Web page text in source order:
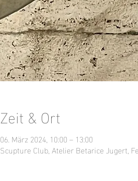
Zeit & Ort
06. März 2024, 10:00 – 13:00
Scupture Club, Atelier Betarice Jugert,